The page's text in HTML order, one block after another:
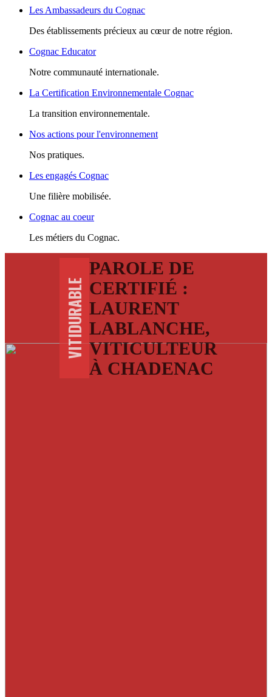
Les Ambassadeurs du Cognac
Des établissements précieux au cœur de notre région.
Cognac Educator
Notre communauté internationale.
La Certification Environnementale Cognac
La transition environnementale.
Nos actions pour l'environnement
Nos pratiques.
Les engagés Cognac
Une filière mobilisée.
Cognac au coeur
Les métiers du Cognac.
VITIDURABLE
PAROLE DE
CERTIFIÉ :
LAURENT
LABLANCHE,
VITICULTEUR
À CHADENAC